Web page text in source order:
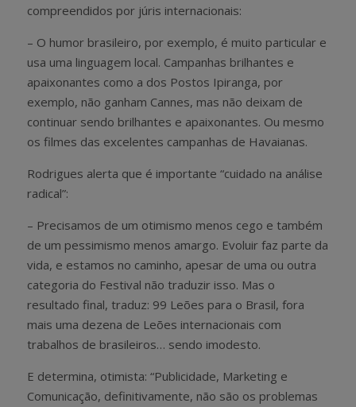
compreendidos por júris internacionais:
– O humor brasileiro, por exemplo, é muito particular e
usa uma linguagem local. Campanhas brilhantes e
apaixonantes como a dos Postos Ipiranga, por
exemplo, não ganham Cannes, mas não deixam de
continuar sendo brilhantes e apaixonantes. Ou mesmo
os filmes das excelentes campanhas de Havaianas.
Rodrigues alerta que é importante “cuidado na análise
radical”:
– Precisamos de um otimismo menos cego e também
de um pessimismo menos amargo. Evoluir faz parte da
vida, e estamos no caminho, apesar de uma ou outra
categoria do Festival não traduzir isso. Mas o
resultado final, traduz: 99 Leões para o Brasil, fora
mais uma dezena de Leões internacionais com
trabalhos de brasileiros… sendo imodesto.
E determina, otimista: “Publicidade, Marketing e
Comunicação, definitivamente, não são os problemas